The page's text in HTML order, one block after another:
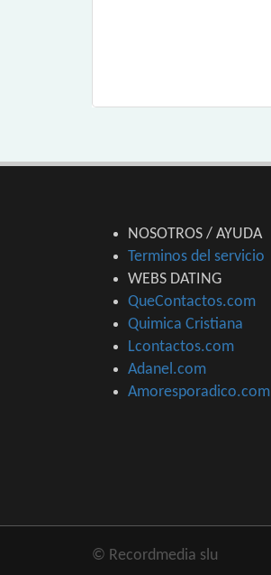
NOSOTROS / AYUDA
Terminos del servicio
WEBS DATING
QueContactos.com
Quimica Cristiana
Lcontactos.com
Adanel.com
Amoresporadico.com
© Recordmedia slu